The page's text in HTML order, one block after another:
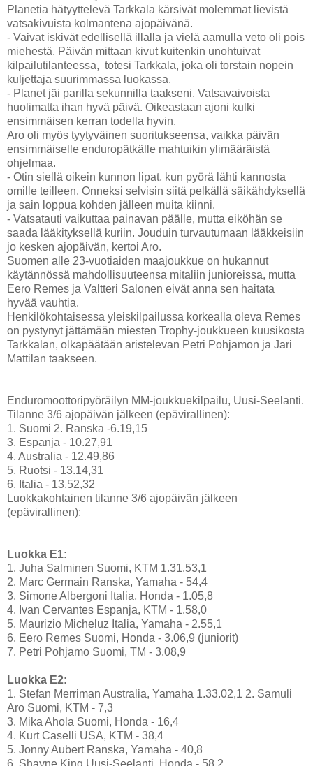
Planetia hätyyttelevä Tarkkala kärsivät molemmat lievistä
vatsakivuista kolmantena ajopäivänä.
- Vaivat iskivät edellisellä illalla ja vielä aamulla veto oli pois
miehestä. Päivän mittaan kivut kuitenkin unohtuivat
kilpailutilanteessa, totesi Tarkkala, joka oli torstain nopein
kuljettaja suurimmassa luokassa.
- Planet jäi parilla sekunnilla taakseni. Vatsavaivoista
huolimatta ihan hyvä päivä. Oikeastaan ajoni kulki
ensimmäisen kerran todella hyvin.
Aro oli myös tyytyväinen suoritukseensa, vaikka päivän
ensimmäiselle enduropätkälle mahtuikin ylimääräistä
ohjelmaa.
- Otin siellä oikein kunnon lipat, kun pyörä lähti kannosta
omille teilleen. Onneksi selvisin siitä pelkällä säikähdyksellä
ja sain loppua kohden jälleen muita kiinni.
- Vatsatauti vaikuttaa painavan päälle, mutta eiköhän se
saada lääkityksellä kuriin. Jouduin turvautumaan lääkkeisiin
jo kesken ajopäivän, kertoi Aro.
Suomen alle 23-vuotiaiden maajoukkue on hukannut
käytännössä mahdollisuuteensa mitaliin junioreissa, mutta
Eero Remes ja Valtteri Salonen eivät anna sen haitata
hyvää vauhtia.
Henkilökohtaisessa yleiskilpailussa korkealla oleva Remes
on pystynyt jättämään miesten Trophy-joukkueen kuusikosta
Tarkkalan, olkapäätään aristelevan Petri Pohjamon ja Jari
Mattilan taakseen.
Enduromoottoripyöräilyn MM-joukkuekilpailu, Uusi-Seelanti.
Tilanne 3/6 ajopäivän jälkeen (epävirallinen):
1. Suomi 2. Ranska -6.19,15
3. Espanja - 10.27,91
4. Australia - 12.49,86
5. Ruotsi - 13.14,31
6. Italia - 13.52,32
Luokkakohtainen tilanne 3/6 ajopäivän jälkeen
(epävirallinen):
Luokka E1:
1. Juha Salminen Suomi, KTM 1.31.53,1
2. Marc Germain Ranska, Yamaha - 54,4
3. Simone Albergoni Italia, Honda - 1.05,8
4. Ivan Cervantes Espanja, KTM - 1.58,0
5. Maurizio Micheluz Italia, Yamaha - 2.55,1
6. Eero Remes Suomi, Honda - 3.06,9 (juniorit)
7. Petri Pohjamo Suomi, TM - 3.08,9
Luokka E2:
1. Stefan Merriman Australia, Yamaha 1.33.02,1 2. Samuli
Aro Suomi, KTM - 7,3
3. Mika Ahola Suomi, Honda - 16,4
4. Kurt Caselli USA, KTM - 38,4
5. Jonny Aubert Ranska, Yamaha - 40,8
6. Shayne King Uusi-Seelanti, Honda - 58,2